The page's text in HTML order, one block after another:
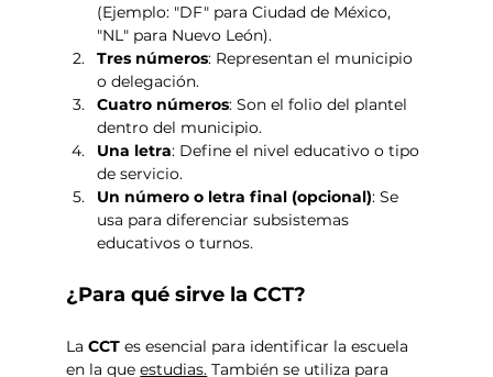
(Ejemplo: "DF" para Ciudad de México,
"NL" para Nuevo León).
Tres números: Representan el municipio
o delegación.
Cuatro números: Son el folio del plantel
dentro del municipio.
Una letra: Define el nivel educativo o tipo
de servicio.
Un número o letra final (opcional): Se
usa para diferenciar subsistemas
educativos o turnos.
¿Para qué sirve la CCT?
La CCT es esencial para identificar la escuela
en la que estudias. También se utiliza para